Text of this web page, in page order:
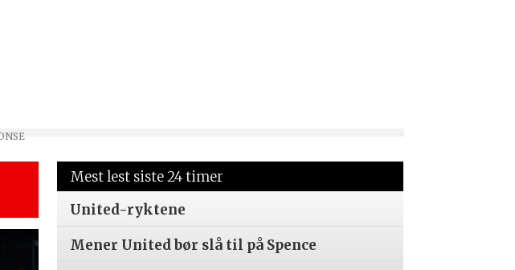
Mest lest siste 24 timer
United-ryktene
Mener United bør slå til på Spence